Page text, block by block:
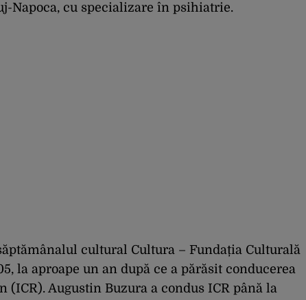
Napoca, cu specializare în psihiatrie.
cultural Cultura – Fundația Culturală
la aproape un an după ce a părăsit conducerea
Augustin Buzura a condus ICR până la